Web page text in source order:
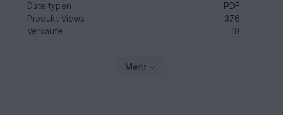
Dateitypen
PDF
Produkt Views
376
Verkäufe
18
Mehr